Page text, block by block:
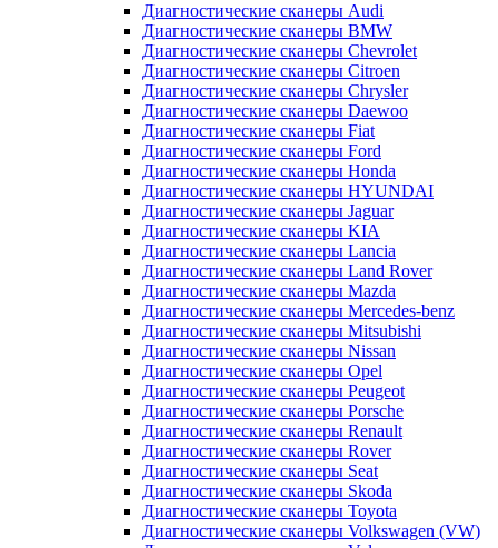
Диагностические сканеры Audi
Диагностические сканеры BMW
Диагностические сканеры Chevrolet
Диагностические сканеры Citroen
Диагностические сканеры Chrysler
Диагностические сканеры Daewoo
Диагностические сканеры Fiat
Диагностические сканеры Ford
Диагностические сканеры Honda
Диагностические сканеры HYUNDAI
Диагностические сканеры Jaguar
Диагностические сканеры KIA
Диагностические сканеры Lancia
Диагностические сканеры Land Rover
Диагностические сканеры Mazda
Диагностические сканеры Mercedes-benz
Диагностические сканеры Mitsubishi
Диагностические сканеры Nissan
Диагностические сканеры Opel
Диагностические сканеры Peugeot
Диагностические сканеры Porsche
Диагностические сканеры Renault
Диагностические сканеры Rover
Диагностические сканеры Seat
Диагностические сканеры Skoda
Диагностические сканеры Toyota
Диагностические сканеры Volkswagen (VW)